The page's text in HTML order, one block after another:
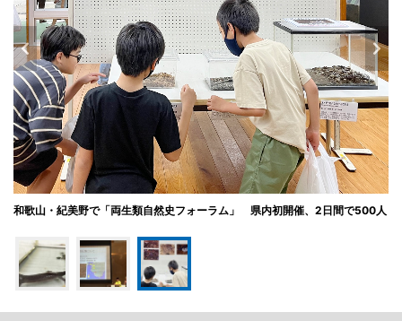
和歌山・紀美野で「両生類自然史フォーラム」 県内初開催、2日間で500人